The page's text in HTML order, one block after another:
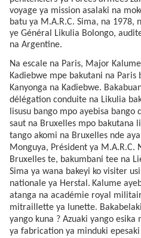
voyage ya mission asalaki na
batu ya M.A.R.C. Sima, na 1978,
ye Général Likulia Bolongo,
na Argentine.
Na escale na Paris, Major
Kadiebwe mpe bakutani na Paris
Kanyonga na Kadiebwe.
délégation conduite na Likulia
lisusu bango mpo ayebisa bango
saut na Bruxelles mpo bakutana
tango akomi na Bruxelles nde
Monguya, Président ya M.A.R.C.
Bruxelles te, bakumbani tee na
Sima ya wana bakeyi ko visiter
nationale ya Herstal. Kalume
atanga na académie royal
mitraillette ya lunette.
yango kuna ? Azuaki yango esika
ya fabrication ya minduki